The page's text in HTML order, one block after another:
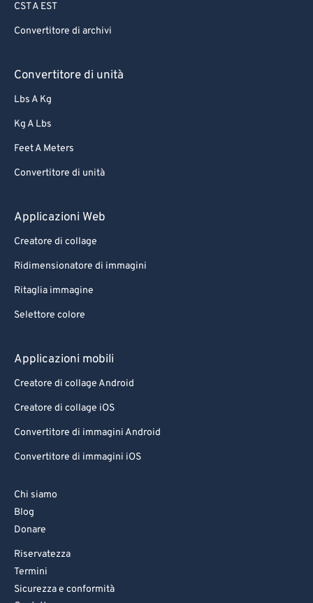
CST A EST
Convertitore di archivi
Convertitore di unità
Lbs A Kg
Kg A Lbs
Feet A Meters
Convertitore di unità
Applicazioni Web
Creatore di collage
Ridimensionatore di immagini
Ritaglia immagine
Selettore colore
Applicazioni mobili
Creatore di collage Android
Creatore di collage iOS
Convertitore di immagini Android
Convertitore di immagini iOS
Chi siamo
Blog
Donare
Riservatezza
Termini
Sicurezza e conformità